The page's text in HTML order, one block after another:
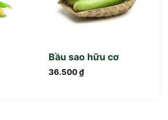
Bầu sao hữu cơ
36.500₫